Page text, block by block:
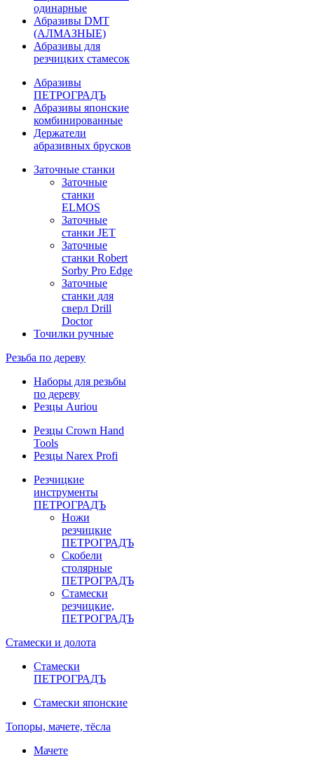
одинарные
Абразивы DMT
(АЛМАЗНЫЕ)
Абразивы для
резчицких стамесок
Абразивы
ПЕТРОГРАДЪ
Абразивы японские
комбинированные
Держатели
абразивных брусков
Заточные станки
Заточные
станки
ELMOS
Заточные
станки JET
Заточные
станки Robert
Sorby Pro Edge
Заточные
станки для
сверл Drill
Doctor
Точилки ручные
Резьба по дереву
Наборы для резьбы
по дереву
Резцы Auriou
Резцы Crown Hand
Tools
Резцы Narex Profi
Резчицкие
инструменты
ПЕТРОГРАДЪ
Ножи
резчицкие
ПЕТРОГРАДЪ
Скобели
столярные
ПЕТРОГРАДЪ
Стамески
резчицкие,
ПЕТРОГРАДЪ
Стамески и долота
Стамески
ПЕТРОГРАДЪ
Стамески японские
Топоры, мачете, тёсла
Мачете